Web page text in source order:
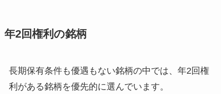
年2回権利の銘柄
長期保有条件も優遇もない銘柄の中では、年2回権
利がある銘柄を優先的に選んでいます。